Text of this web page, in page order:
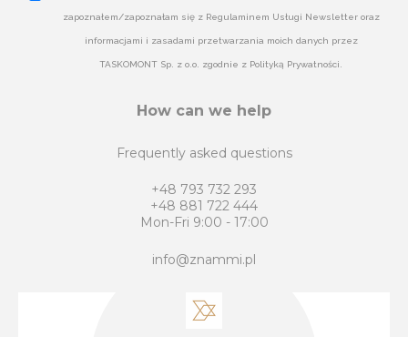
zapoznałem/zapoznałam się z Regulaminem Usługi Newsletter oraz
informacjami i zasadami przetwarzania moich danych przez
TASKOMONT Sp. z o.o. zgodnie z Polityką Prywatności.
How can we help
Frequently asked questions
+48 793 732 293
+48 881 722 444
Mon-Fri 9:00 - 17:00
info@znammi.pl